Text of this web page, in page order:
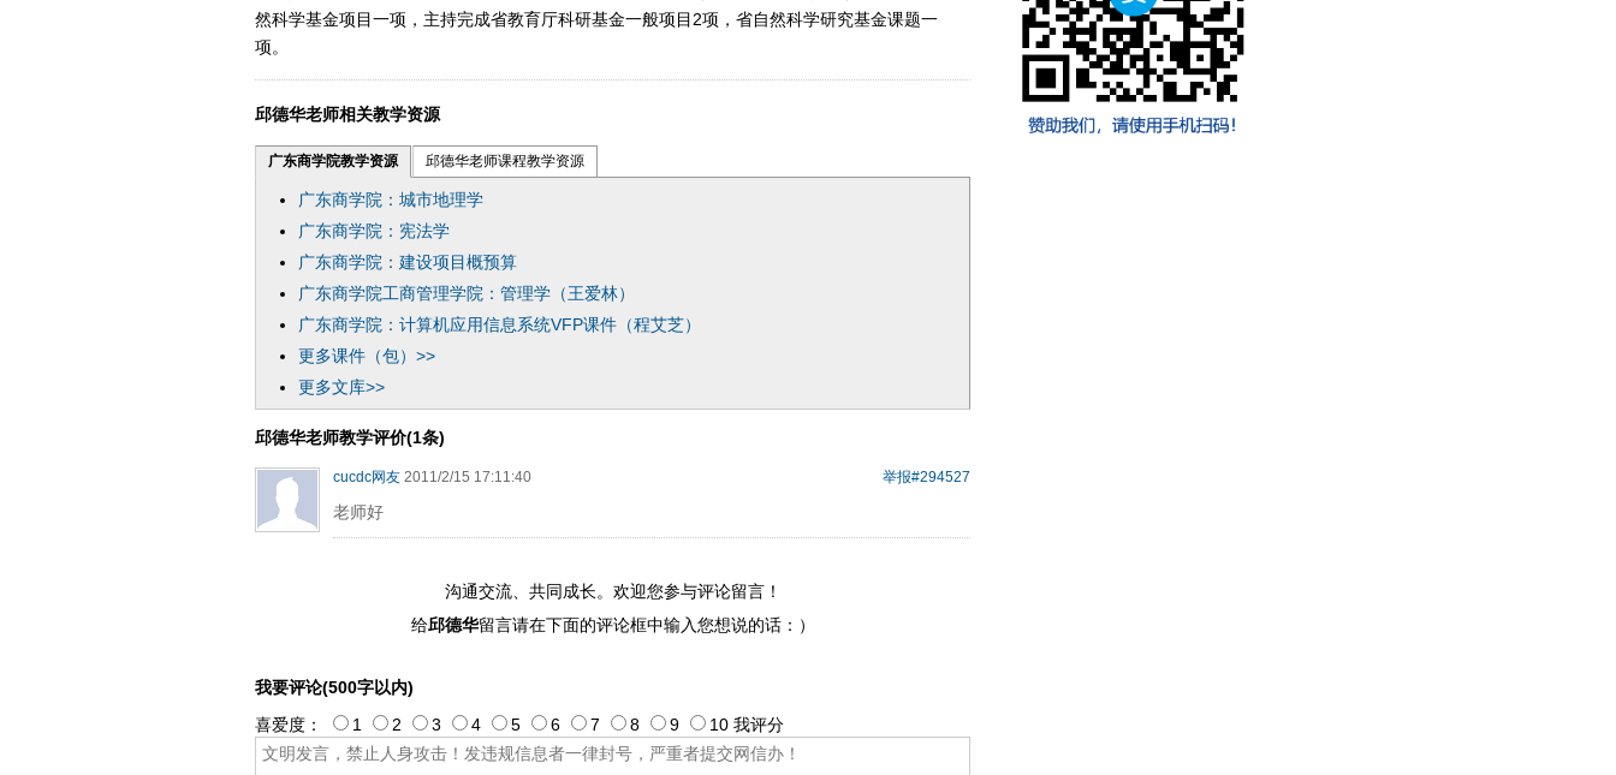
然科学基金项目一项，主持完成省教育厅科研基金一般项目2项，省自然科学研究基金课题一
项。
邱德华老师相关教学资源
广东商学院教学资源 邱德华老师课程教学资源
广东商学院：城市地理学
广东商学院：宪法学
广东商学院：建设项目概预算
广东商学院工商管理学院：管理学（王爱林）
广东商学院：计算机应用信息系统VFP课件（程艾芝）
更多课件（包）>>
更多文库>>
邱德华老师教学评价(1条)
举报#294527
cucdc网友 2011/2/15 17:11:40
老师好
沟通交流、共同成长。欢迎您参与评论留言！
给邱德华留言请在下面的评论框中输入您想说的话：）
我要评论(500字以内)
喜爱度：
1 2 3 4 5 6 7 8 9 10 我评分